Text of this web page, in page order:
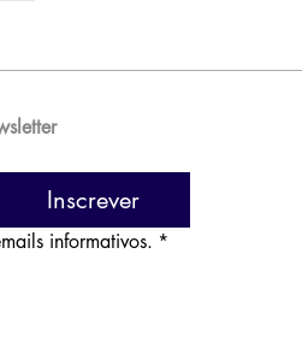
Inscrever
informativos. *